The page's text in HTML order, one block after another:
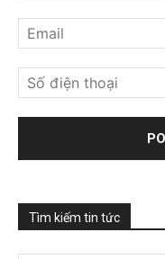
Tìm kiếm tin tức